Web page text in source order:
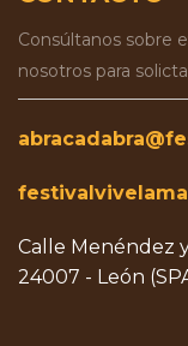
Consúltanos sobre
nosotros para
Calle Menéndez
24007 - León